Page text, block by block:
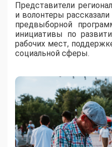
Представители
и волонтеры
предвыборной
инициативы по
рабочих мест,
социальной сферы.